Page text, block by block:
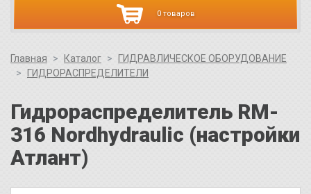
0 товаров
Главная Каталог
ГИДРАВЛИЧЕСКОЕ ОБОРУДОВАНИЕ
ГИДРОРАСПРЕДЕЛИТЕЛИ
Гидрораспределитель RM-
316 Nordhydraulic (настройки
Атлант)